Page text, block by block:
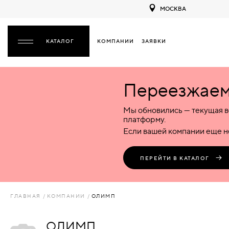
МОСКВА
КОМПАНИИ ЗАЯВКИ
НАЗАД
ПЛАСТИКОВЫЕ
КОМБИНИРОВАННЫЕ
Межкомнатные
Деревянные
Пластиковые
Комбинированные
Входные
Металлические
Пластиковые
Стеклянные
Комбинированные
Специализированные
Металлические
Пластиковые
Стеклянные
Комбинированные
Мы обновились — текущая
платформу.
Если вашей компании еще
ПЕРЕЙТИ В КАТАЛОГ
ГЛАВНАЯ КОМПАНИИ ОЛИМП